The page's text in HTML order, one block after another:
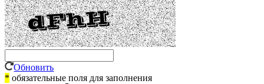
Обновить
* обязательные поля для заполнения